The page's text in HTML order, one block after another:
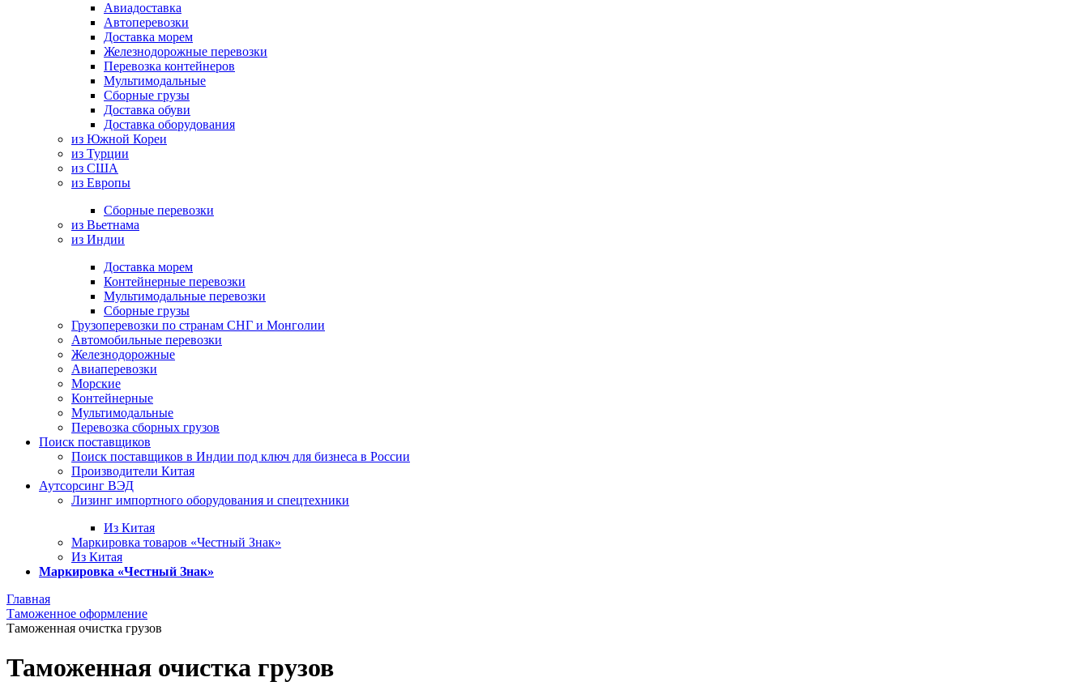
Авиадоставка
Автоперевозки
Доставка морем
Железнодорожные перевозки
Перевозка контейнеров
Мультимодальные
Сборные грузы
Доставка обуви
Доставка оборудования
из Южной Кореи
из Турции
из США
из Европы
Сборные перевозки
из Вьетнама
из Индии
Доставка морем
Контейнерные перевозки
Мультимодальные перевозки
Сборные грузы
Грузоперевозки по странам СНГ и Монголии
Автомобильные перевозки
Железнодорожные
Авиаперевозки
Морские
Контейнерные
Мультимодальные
Перевозка сборных грузов
Поиск поставщиков
Поиск поставщиков в Индии под ключ для бизнеса в России
Производители Китая
Аутсорсинг ВЭД
Лизинг импортного оборудования и спецтехники
Из Китая
Маркировка товаров «Честный Знак»
Из Китая
Маркировка «Честный Знак»
Главная
Таможенное оформление
Таможенная очистка грузов
Таможенная очистка грузов